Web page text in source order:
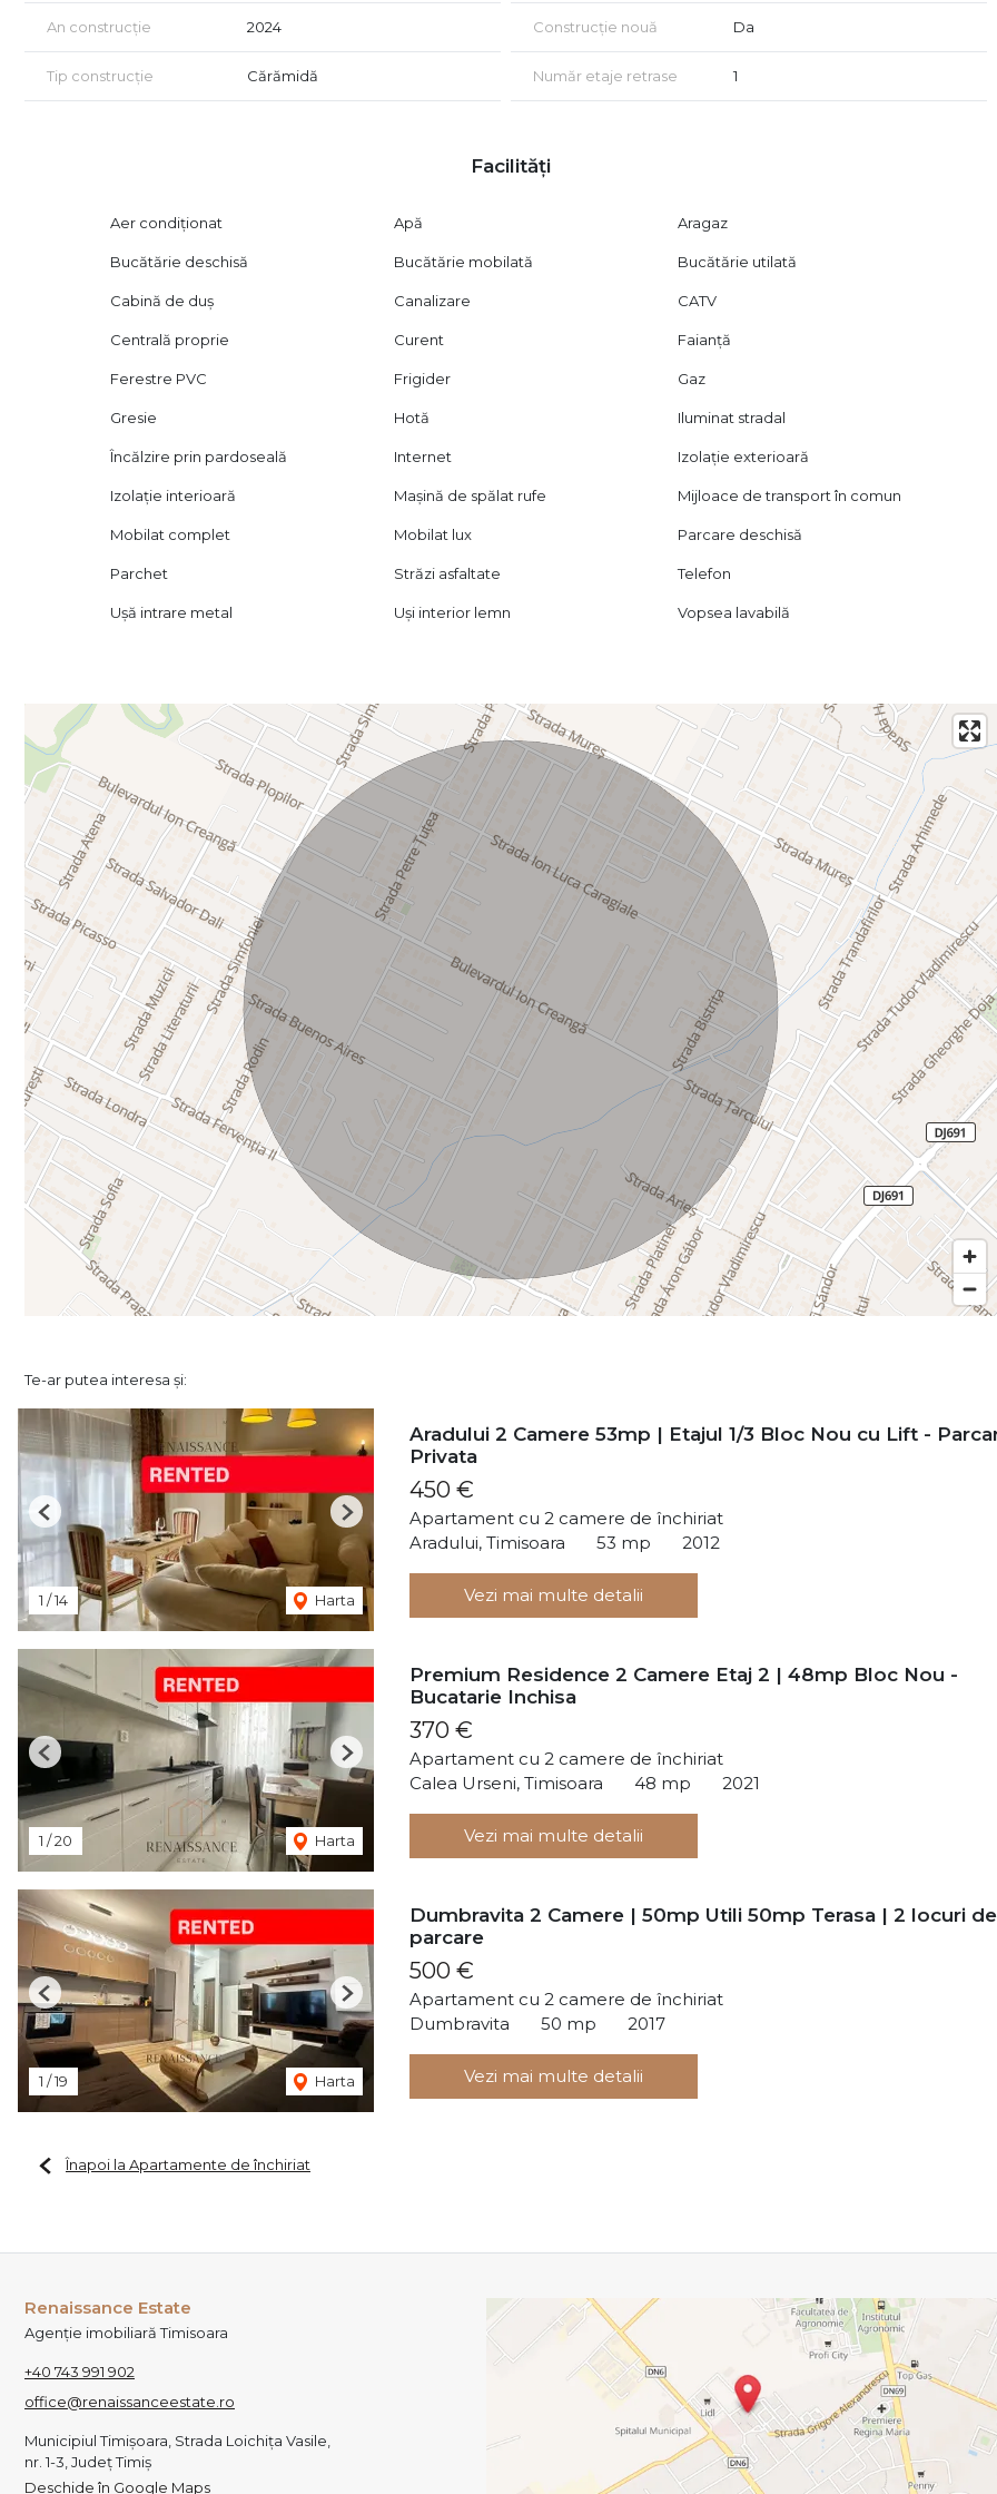
An construcție 2024 Construcție nouă Da
Tip construcție Cărămidă Număr etaje retrase 1
Facilități
Aer condiționat Apă Aragaz
Bucătărie deschisă Bucătărie mobilată Bucătărie utilată
Cabină de duș Canalizare CATV
Centrală proprie Curent Faianță
Ferestre PVC Frigider Gaz
Gresie Hotă Iluminat stradal
Încălzire prin pardoseală Internet Izolație exterioară
Izolație interioară Mașină de spălat rufe Mijloace de transport în comun
Mobilat complet Mobilat lux Parcare deschisă
Parchet Străzi asfaltate Telefon
Ușă intrare metal Uși interior lemn Vopsea lavabilă
Te-ar putea interesa și:
1 /14 Harta
Previous Next
Aradului 2 Camere 53mp | Etajul 1/3 Bloc Nou cu Lift -
Privata
450 €
Apartament cu 2 camere de închiriat
Aradului, Timisoara
53 mp 2012
Vezi mai multe detalii
1 /20 Harta
Previous Next
Premium Residence 2 Camere Etaj 2 | 48mp Bloc Nou -
Bucatarie Inchisa
370 €
Apartament cu 2 camere de închiriat
Calea Urseni, Timisoara
48 mp 2021
Vezi mai multe detalii
1 /19 Harta
Previous Next
Dumbravita 2 Camere | 50mp Utili 50mp Terasa | 2 locuri de
parcare
500 €
Apartament cu 2 camere de închiriat
Dumbravita
50 mp 2017
Vezi mai multe detalii
Înapoi la Apartamente de închiriat
Renaissance Estate
Agenție imobiliară Timisoara
+40 743 991 902
office@renaissanceestate.ro
Municipiul Timișoara, Strada Loichița Vasile,
nr. 1-3, Județ Timiș
Deschide în Google Maps